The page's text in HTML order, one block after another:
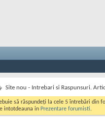
Site nou - Intrebari si Raspunsuri.
să răspundeți la cele 5 întrebări
intotdeauna in Prezentare forumisti.